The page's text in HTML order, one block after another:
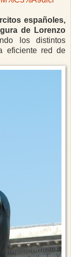
españoles,
de Lorenzo
los distintos
eficiente red de